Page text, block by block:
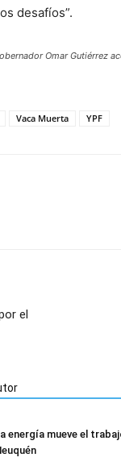
desafíos”.
Omar Gutiérrez
Vaca Muerta YPF
el
energía mueve el